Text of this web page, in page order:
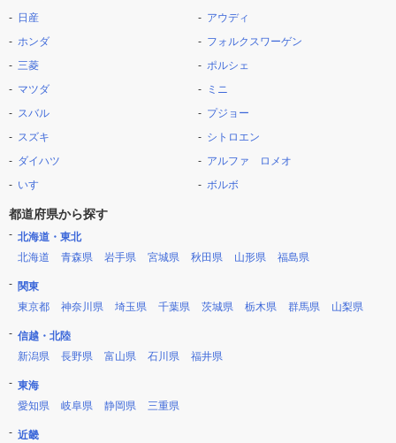
日産
ホンダ
三菱
マツダ
スバル
スズキ
ダイハツ
いすゞ
アウディ
フォルクスワーゲン
ポルシェ
ミニ
プジョー
シトロエン
アルファ ロメオ
ボルボ
都道府県から探す
北海道・東北
北海道
青森県 岩手県 宮城県 秋田県 山形県 福島県
関東
東京都
神奈川県 埼玉県 千葉県 茨城県 栃木県 群馬県 山梨県
信越・北陸
新潟県
長野県 富山県 石川県 福井県
東海
愛知県
岐阜県 静岡県 三重県
近畿